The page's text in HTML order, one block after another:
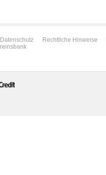
Datenschutz Rechtliche Hinweise